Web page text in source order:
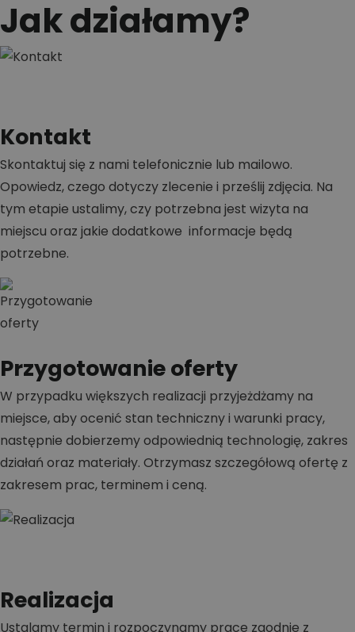
Jak działamy?
Kontakt
Skontaktuj się z nami telefonicznie lub mailowo.
Opowiedz, czego dotyczy zlecenie i prześlij zdjęcia. Na
tym etapie ustalimy, czy potrzebna jest wizyta na
miejscu oraz jakie dodatkowe informacje będą
potrzebne.
Przygotowanie oferty
W przypadku większych realizacji przyjeżdżamy na
miejsce, aby ocenić stan techniczny i warunki pracy,
następnie dobierzemy odpowiednią technologię, zakres
działań oraz materiały. Otrzymasz szczegółową ofertę z
zakresem prac, terminem i ceną.
Realizacja
Ustalamy termin i rozpoczynamy prace zgodnie z